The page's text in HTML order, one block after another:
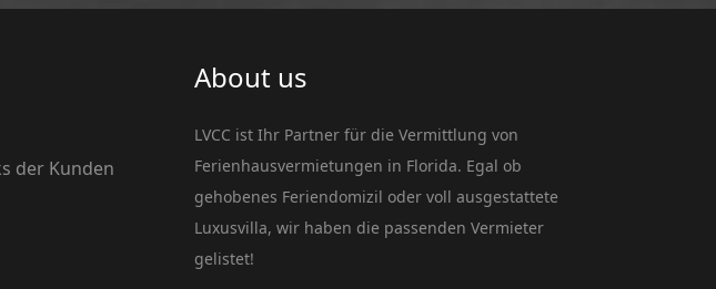
der Kunden
About us
LVCC ist Ihr Partner für die Vermittlung von
Ferienhausvermietungen in Florida. Egal ob
gehobenes Feriendomizil oder voll ausgestattete
Luxusvilla, wir haben die passenden Vermieter
gelistet!